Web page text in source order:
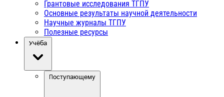
Грантовые исследования ТГПУ
Основные результаты научной деятельности
Научные журналы ТГПУ
Полезные ресурсы
Учёба
Поступающему